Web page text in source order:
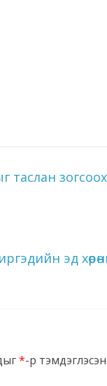
таслан
эд
*-р тэмдэглэсэн